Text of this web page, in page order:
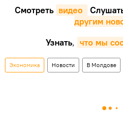
Смотреть видео
другим
Узнать, что мы
Экономика Новости В Молдове